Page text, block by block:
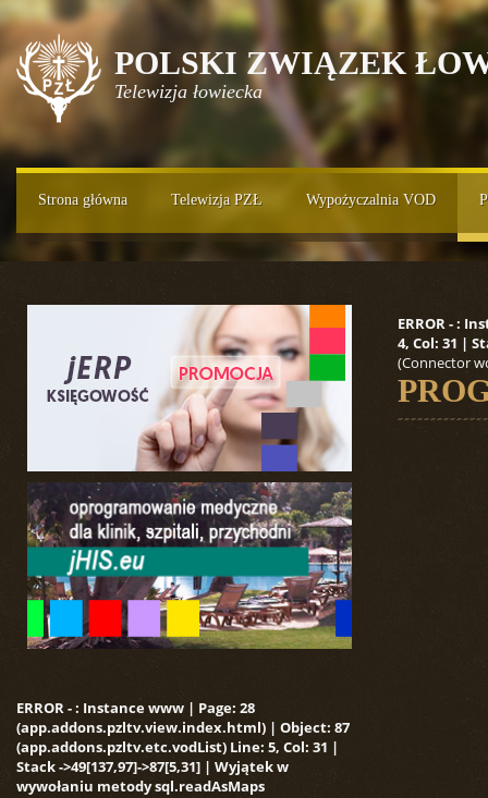
POLSKI ZWIĄZEK
Telewizja łowiecka
Strona główna Telewizja PZŁ Wypożyczalnia VOD
ERROR - : Instance www | Page: 28
(app.addons.pzltv.view.index.html) | Object: 87
(app.addons.pzltv.etc.vodList) Line: 5, Col: 31 |
Stack ->49[137,97]->87[5,31] | Wyjątek w
wywołaniu metody sql.readAsMaps
ERROR - :
4, Col: 31 |
(Connector